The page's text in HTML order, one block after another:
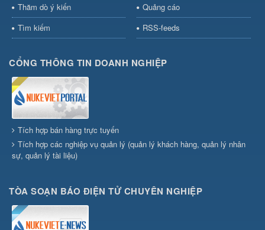
Thăm dò ý kiến
Quảng cáo
Tìm kiếm
RSS-feeds
CỔNG THÔNG TIN DOANH NGHIỆP
Tích hợp bán hàng trực tuyến
Tích hợp các nghiệp vụ quản lý (quản lý khách hàng, quản lý nhân
sự, quản lý tài liệu)
TÒA SOẠN BÁO ĐIỆN TỬ CHUYÊN NGHIỆP